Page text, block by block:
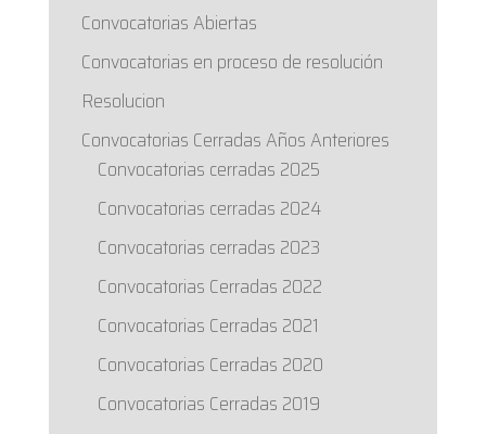
Convocatorias Abiertas
Convocatorias en proceso de resolución
Resolucion
Convocatorias Cerradas Años Anteriores
Convocatorias cerradas 2025
Convocatorias cerradas 2024
Convocatorias cerradas 2023
Convocatorias Cerradas 2022
Convocatorias Cerradas 2021
Convocatorias Cerradas 2020
Convocatorias Cerradas 2019